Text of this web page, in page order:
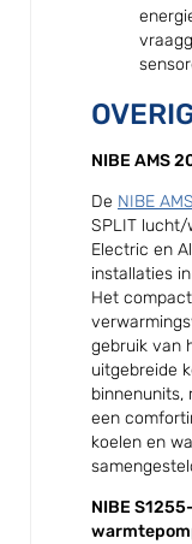
NIBE AMS
De NIBE
SPLIT
Electric en
installaties
Het
gebruik van
uitgebreide
binnenunits,
een
koelen en
NIBE